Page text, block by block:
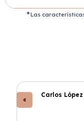
Las
Carlos